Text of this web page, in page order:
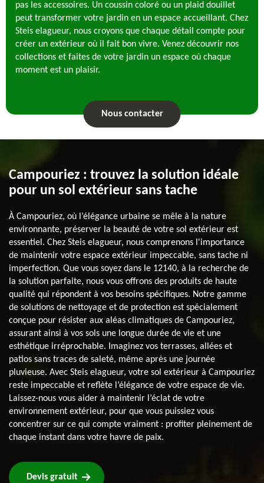
pas les accessoires. Un coussin coloré ou un plaid douillet
peut transformer votre jardin en un espace accueillant. Chez
Steis elagueur, nous croyons que chaque détail compte pour
créer un extérieur où il fait bon vivre. Venez découvrir nos
collections et faites de votre jardin un espace où chaque
moment est un plaisir.
Nous contacter
Campouriez : trouvez la solution idéale
pour un sol extérieur sans tache
À Campouriez, où l’élégance urbaine se mêle à la nature
environnante, préserver la beauté de votre sol extérieur est
essentiel. Chez Steis elagueur, nous comprenons l'importance
de maintenir votre espace extérieur impeccable, sans tache ni
imperfection. Que vous soyez dans le 12140, à la recherche de
la solution parfaite, nous vous offrons des produits de haute
qualité qui répondent à vos besoins spécifiques. Notre gamme
de solutions de nettoyage et de protection est spécialement
conçue pour résister aux aléas climatiques de Campouriez,
assurant ainsi à vos sols une longue durée de vie et une
esthétique irréprochable. Imaginez vos terrasses, allées et
patios sans traces de saleté, même après une journée
pluvieuse. Avec Steis elagueur, votre sol extérieur à Campouriez
reste impeccable et reflète l’élégance de votre espace de vie.
Laissez-nous vous aider à maintenir l’éclat de votre
environnement extérieur, pour que vous puissiez vous
concentrer sur ce qui compte vraiment : profiter pleinement de
chaque instant dans votre havre de paix.
Devis gratuit